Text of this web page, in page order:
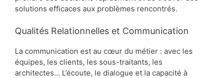
solutions efficaces aux problèmes rencontrés.
Qualités Relationnelles et Communication
La communication est au cœur du métier : avec les
équipes, les clients, les sous-traitants, les
architectes… L’écoute, le dialogue et la capacité à